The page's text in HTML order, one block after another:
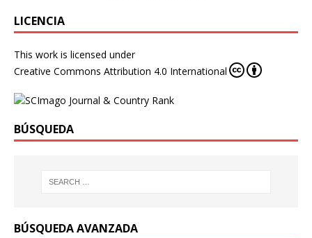
LICENCIA
This work is licensed under
Creative Commons Attribution 4.0 International
BÚSQUEDA
BÚSQUEDA AVANZADA